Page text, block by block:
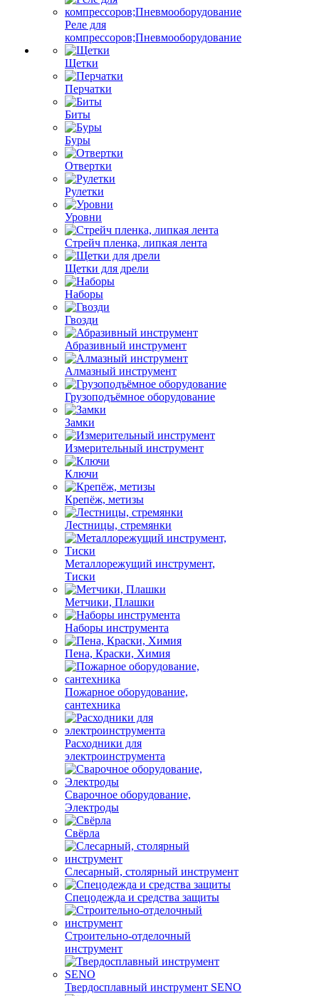
Реле для
компрессоров;Пневмооборудование
Щетки
Перчатки
Биты
Буры
Отвертки
Рулетки
Уровни
Стрейч пленка, липкая лента
Щетки для дрели
Наборы
Гвозди
Абразивный инструмент
Алмазный инструмент
Грузоподъёмное оборудование
Замки
Измерительный инструмент
Ключи
Крепёж, метизы
Лестницы, стремянки
Металлорежущий инструмент,
Тиски
Метчики, Плашки
Наборы инструмента
Пена, Краски, Химия
Пожарное оборудование,
сантехника
Расходники для
электроинструмента
Сварочное оборудование,
Электроды
Свёрла
Слесарный, столярный инструмент
Спецодежда и средства защиты
Строительно-отделочный
инструмент
Твердосплавный инструмент SENO